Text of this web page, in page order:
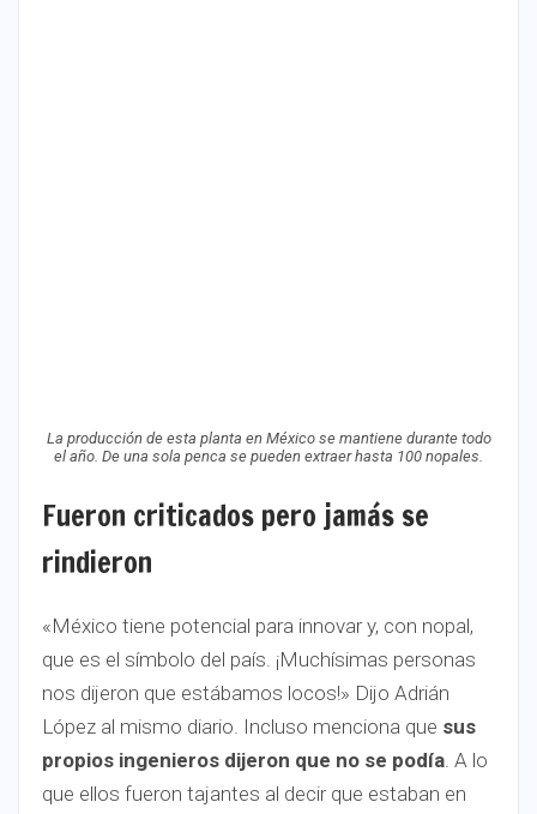
La producción de esta planta en México se mantiene durante todo
el año. De una sola penca se pueden extraer hasta 100 nopales.
Fueron criticados pero jamás se
rindieron
«México tiene potencial para innovar y, con nopal,
que es el símbolo del país. ¡Muchísimas personas
nos dijeron que estábamos locos!» Dijo Adrián
López al mismo diario. Incluso menciona que sus
propios ingenieros dijeron que no se podía. A lo
que ellos fueron tajantes al decir que estaban en